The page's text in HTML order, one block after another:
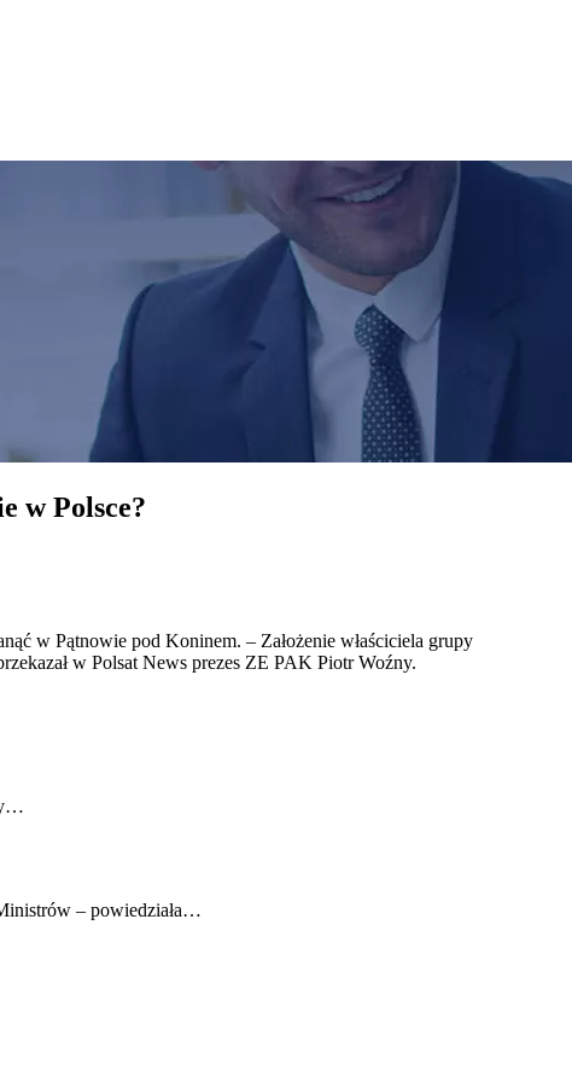
w Polsce?
w Pątnowie pod Koninem. – Założenie właściciela grupy
w Polsat News prezes ZE PAK Piotr Woźny.
– powiedziała…